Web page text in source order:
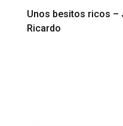
Unos besitos ricos –
Ricardo